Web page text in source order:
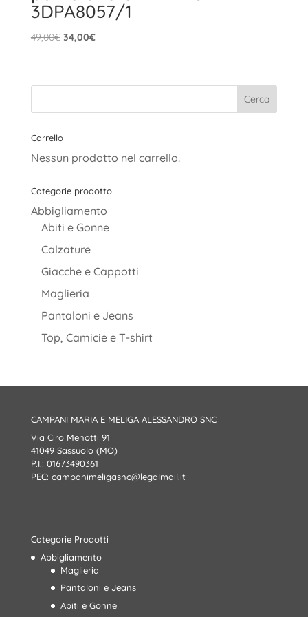
3DPA8057/1
49,00€ Il
era:
34,00€Il
è:
Carrello
Nessun prodotto nel carrello.
Categorie prodotto
Abbigliamento
Abiti e Gonne
Calzature
Giacche e Cappotti
Maglieria
Pantaloni e Jeans
Top, Camicie e T-shirt
CAMPANI MARIA E MELIGA ALESSANDRO SNC
Via Ciro Menotti 91
41049 Sassuolo (MO)
P.I.: 01673490361
PEC: campanimeligasnc@legalmail.it
Categorie Prodotti
Abbigliamento
Maglieria
Pantaloni e Jeans
Abiti e Gonne